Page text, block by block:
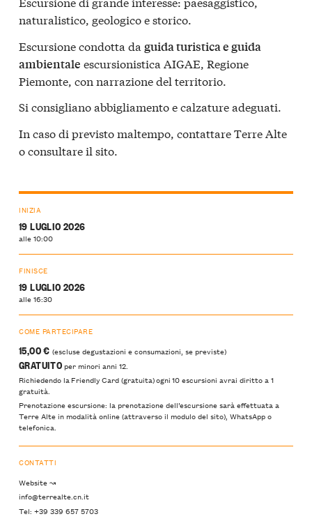
naturalistico, geologico e storico.
Escursione condotta da guida turistica e guida
ambientale escursionistica AIGAE, Regione
Piemonte, con narrazione del territorio.
Si consigliano abbigliamento e calzature adeguati.
In caso di previsto maltempo, contattare Terre Alte
o consultare il sito.
INIZIA
19 LUGLIO 2026
alle 10:00
FINISCE
19 LUGLIO 2026
alle 16:30
COME PARTECIPARE
15,00 € (escluse degustazioni e consumazioni, se previste)
GRATUITOper minori anni 12.
Richiedendo la Friendly Card (gratuita) ogni 10 escursioni avrai diritto a 1
gratuità.
Prenotazione escursione: la prenotazione dell’escursione sarà effettuata a
Terre Alte in modalità online (attraverso il modulo del sito), WhatsApp o
telefonica.
CONTATTI
Website ↝
info@terrealte.cn.it
Tel: +39 339 657 5703